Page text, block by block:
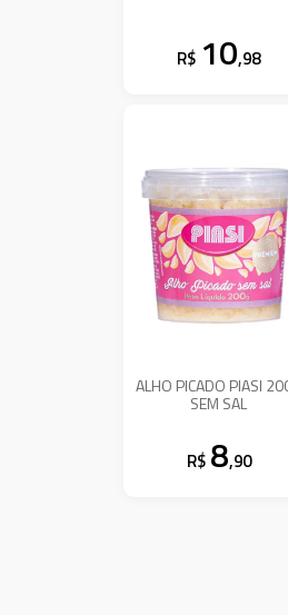
R$ 10,98
ALHO PICADO PIASI
SEM SAL
R$ 8,90